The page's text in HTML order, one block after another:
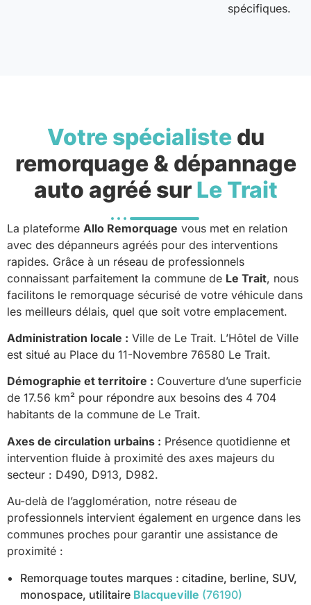
spécifiques.
Votre spécialistedu
remorquage & dépannage
auto agréé sur Le Trait
La plateforme Allo Remorquage vous met en relation
avec des dépanneurs agréés pour des interventions
rapides. Grâce à un réseau de professionnels
connaissant parfaitement la commune de Le Trait, nous
facilitons le remorquage sécurisé de votre véhicule dans
les meilleurs délais, quel que soit votre emplacement.
Administration locale : Ville de Le Trait. L’Hôtel de Ville
est situé au Place du 11-Novembre 76580 Le Trait.
Démographie et territoire : Couverture d’une superficie
de 17.56 km² pour répondre aux besoins des 4 704
habitants de la commune de Le Trait.
Axes de circulation urbains : Présence quotidienne et
intervention fluide à proximité des axes majeurs du
secteur : D490, D913, D982.
Au-delà de l’agglomération, notre réseau de
professionnels intervient également en urgence dans les
communes proches pour garantir une assistance de
proximité :
Remorquage toutes marques : citadine, berline, SUV,
monospace, utilitaire Blacqueville (76190)